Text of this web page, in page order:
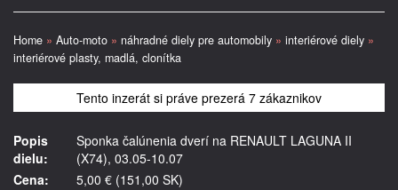
Home » Auto-moto » náhradné diely pre automobily » interiérové diely »
interiérové plasty, madlá, clonítka
Tento inzerát si práve prezerá 7 zákaznikov
Popis
dielu:
Sponka čalúnenia dverí na RENAULT LAGUNA II
(X74), 03.05-10.07
Cena:
5,00 € (151,00 SK)